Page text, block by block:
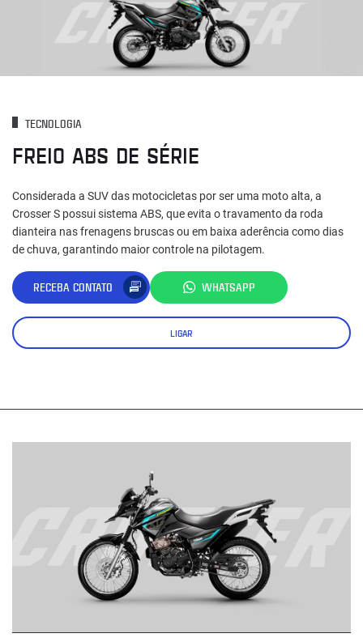
TECNOLOGIA
FREIO ABS DE SÉRIE
Considerada a SUV das motocicletas por ser uma moto alta, a
Crosser S possui sistema ABS, que evita o travamento da roda
dianteira nas frenagens bruscas ou em baixa aderência como dias
de chuva, garantindo maior controle na pilotagem.
RECEBA CONTATO WHATSAPP
LIGAR